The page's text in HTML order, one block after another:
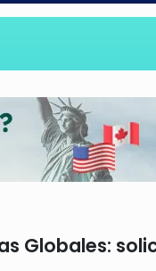
Globales: